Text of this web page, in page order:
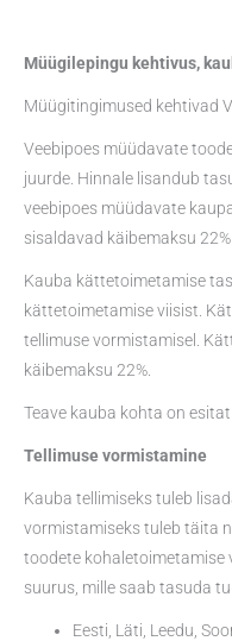
Müügilepingu kehtivus,
Müügitingimused kehtivad
Veebipoes müüdavate
juurde. Hinnale lisandub
veebipoes müüdavate
sisaldavad käibemaksu 22%.
Kauba kättetoimetamise
kättetoimetamise viisist.
tellimuse vormistamisel.
käibemaksu 22%.
Teave kauba kohta on
Tellimuse vormistamine
Kauba tellimiseks tuleb
vormistamiseks tuleb täita
toodete kohaletoimetamise
suurus, mille saab tasuda
Eesti, Läti, Leedu,